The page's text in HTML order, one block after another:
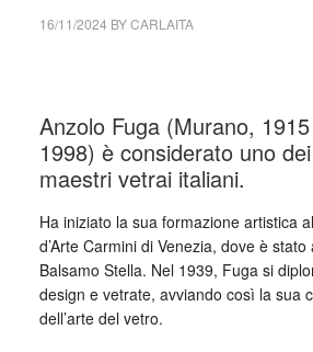
16/11/2024 BYCARLAITA
Anzolo Fuga (Murano,
1998) è considerato uno
maestri vetrai italiani.
Ha iniziato la sua formazione artistica
d’Arte Carmini di Venezia, dove è
Balsamo Stella. Nel 1939, Fuga si
design e vetrate, avviando così la sua
dell’arte del vetro.